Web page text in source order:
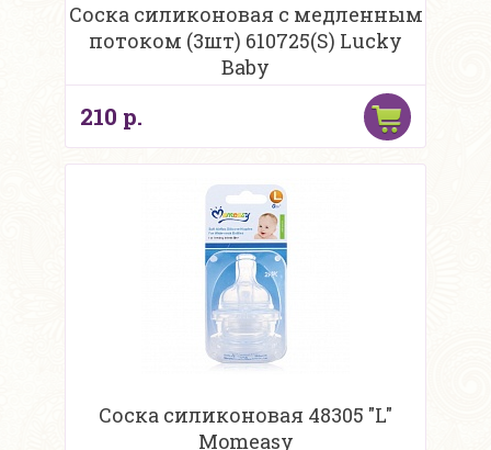
Соска силиконовая с медленным
потоком (3шт) 610725(S) Lucky
Baby
210 р.
Соска силиконовая 48305 "L"
Momeasy